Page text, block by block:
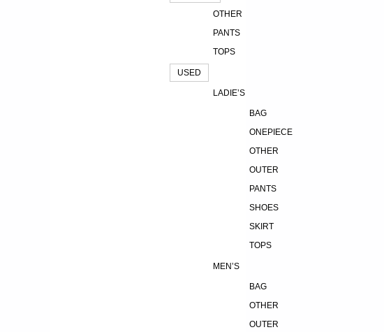
OTHER
PANTS
TOPS
USED
LADIE’S
BAG
ONEPIECE
OTHER
OUTER
PANTS
SHOES
SKIRT
TOPS
MEN’S
BAG
OTHER
OUTER